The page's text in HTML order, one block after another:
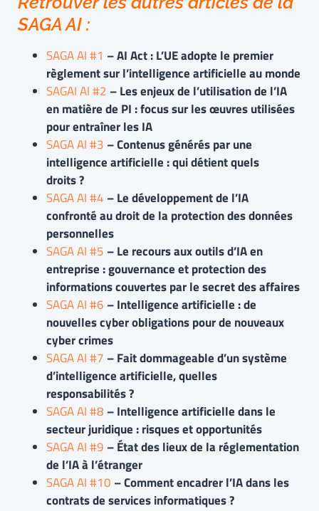
SAGA AI :
SAGA AI #1 – AI Act : L’UE adopte le premier
règlement sur l’intelligence artificielle au monde
SAGAI AI #2 – Les enjeux de l’utilisation de l’IA
en matière de PI : focus sur les œuvres utilisées
pour entraîner les IA
SAGA AI #3 – Contenus générés par une
intelligence artificielle : qui détient quels
droits ?
SAGA AI #4 –Le développement de l’IA
confronté au droit de la protection des données
personnelles
SAGA AI #5 – Le recours aux outils d’IA en
entreprise : gouvernance et protection des
informations couvertes par le secret des affaires
SAGA AI #6 – Intelligence artificielle : de
nouvelles cyber obligations pour de nouveaux
cyber crimes
SAGA AI #7 – Fait dommageable d’un système
d’intelligence artificielle, quelles
responsabilités ?
SAGA AI #8 – Intelligence artificielle dans le
secteur juridique : risques et opportunités
SAGA AI #9 – État des lieux de la réglementation
de l’IA à l’étranger
SAGA AI #10 – Comment encadrer l’IA dans les
contrats de services informatiques ?